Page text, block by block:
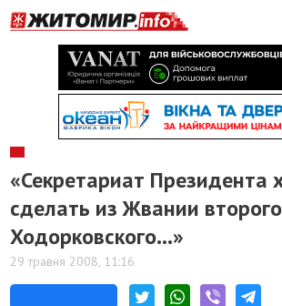
«Секретариат Президента
сделать из Жвании второго
Ходорковского…»
29 травня 2008, 11:16